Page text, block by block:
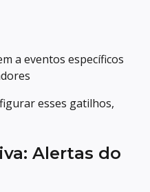
a eventos específicos
esses gatilhos,
Alertas do